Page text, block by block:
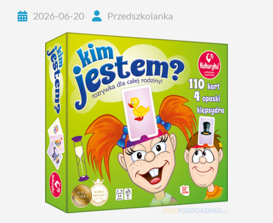
2026-06-20 Przedszkolanka